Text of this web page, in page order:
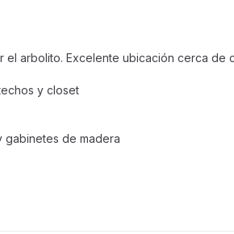
el arbolito. Excelente ubicación cerca de
y closet
gabinetes de madera